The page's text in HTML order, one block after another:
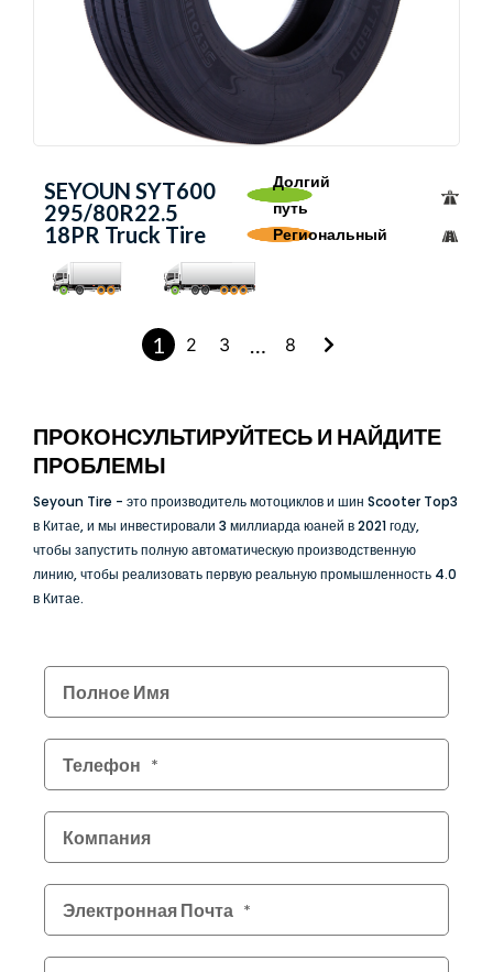
SEYOUN SYT600
295/80R22.5
18PR Truck Tire
Долгий
путь
Региональный
1 2 3 … 8
ПРОКОНСУЛЬТИРУЙТЕСЬ И НАЙДИТЕ
ПРОБЛЕМЫ
Seyoun Tire - это производитель мотоциклов и шин Scooter Top3
в Китае, и мы инвестировали 3 миллиарда юаней в 2021 году,
чтобы запустить полную автоматическую производственную
линию, чтобы реализовать первую реальную промышленность 4.0
в Китае.